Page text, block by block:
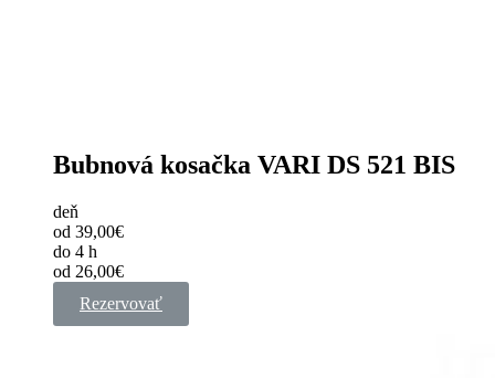
Bubnová kosačka VARI DS 521 BIS
deň
od 39,00€
do 4 h
od 26,00€
Rezervovať